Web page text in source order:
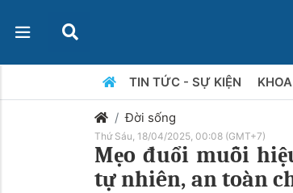
TIN TỨC - SỰ KIỆN
Đời sống
Thứ Sáu, 18/04/2025, 00:08 (GMT+7)
Mẹo đuổi muỗi
tự nhiên, an toàn